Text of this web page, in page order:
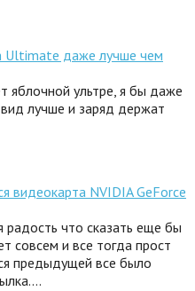
Ultimate даже лучше чем
яблочной ультре, я бы даже
лучше и заряд держат
видеокарта NVIDIA GeForce
радость что сказать еще бы
совсем и все тогда прост
предыдущей все было